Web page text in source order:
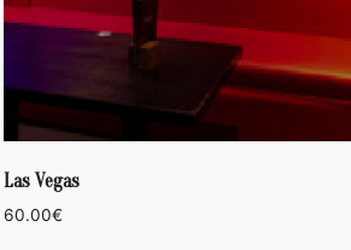
Las Vegas
60.00€